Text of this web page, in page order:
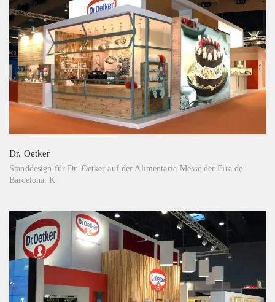
Dr. Oetker
Standdesign für Dr. Oetker auf der Alimentaria-Messe der Fira de
Barcelona. K